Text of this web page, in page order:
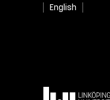
English
Hem